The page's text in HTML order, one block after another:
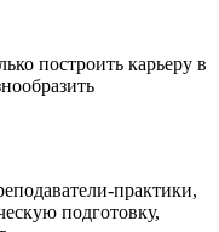
построить карьеру в
практики,
подготовку,